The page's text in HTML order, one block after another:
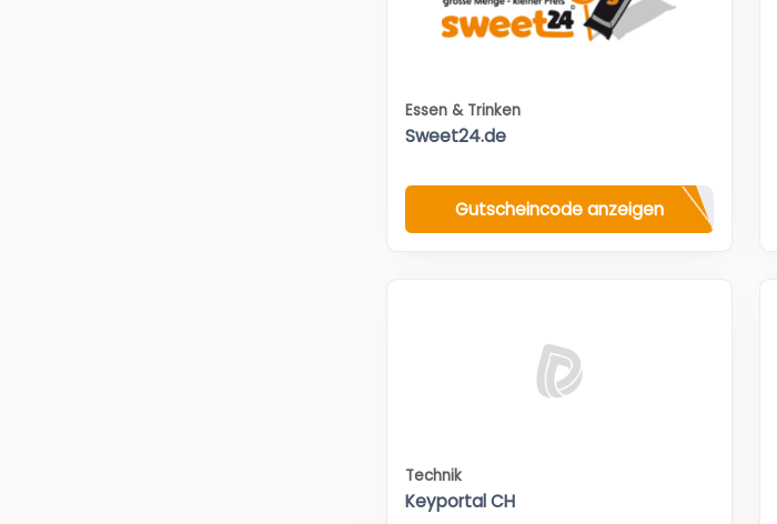
Essen & Trinken
Sweet24.de
Gutscheincode anzeigen
Technik
Keyportal CH